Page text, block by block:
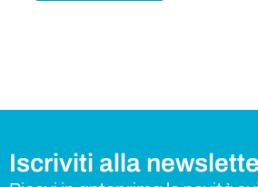
Iscriviti alla